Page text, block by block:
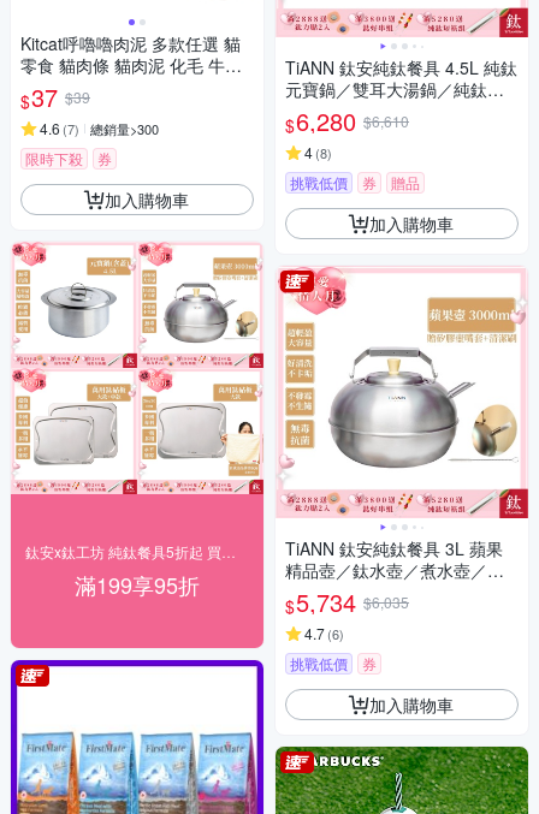
Kitcat呼嚕嚕肉泥 多款任選 貓
零食 貓肉條 貓肉泥 化毛 牛磺
酸 保健零食
$37 $39
4.6 (7) 總銷量>300
限時下殺 券
加入購物車
滿199享95折
TiANN 鈦安純鈦餐具 4.5L 純鈦
元寶鍋／雙耳大湯鍋／純鈦大
湯鍋／輕量料理火鍋 (含鈦鍋
蓋)
$6,280 $6,610
4(8)
挑戰低價 券 贈品
加入購物車
TiANN 鈦安純鈦餐具 3L 蘋果
精品壺／鈦水壺／煮水壺／茶
壺／養生壺(3000ml)(快)
$5,734 $6,035
4.7(6)
挑戰低價 券
加入購物車